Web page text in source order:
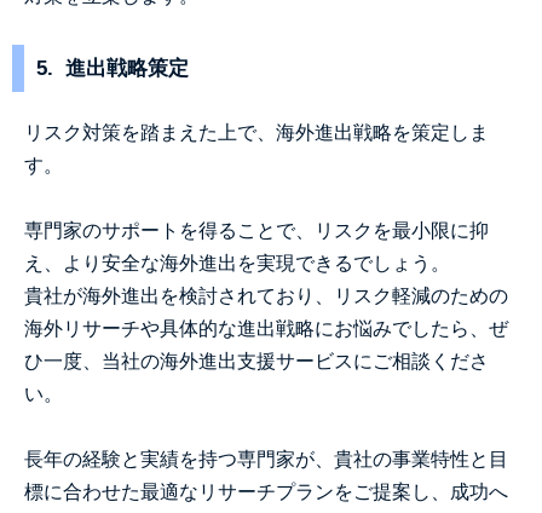
5. 進出戦略策定
リスク対策を踏まえた上で、海外進出戦略を策定しま
す。
専門家のサポートを得ることで、リスクを最小限に抑
え、より安全な海外進出を実現できるでしょう。
貴社が海外進出を検討されており、リスク軽減のための
海外リサーチや具体的な進出戦略にお悩みでしたら、ぜ
ひ一度、当社の海外進出支援サービスにご相談くださ
い。
長年の経験と実績を持つ専門家が、貴社の事業特性と目
標に合わせた最適なリサーチプランをご提案し、成功へ